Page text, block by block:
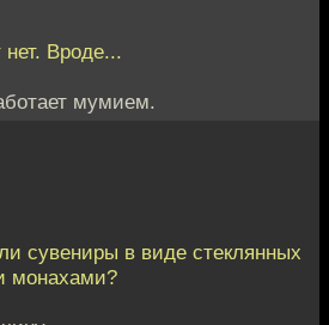
Вроде...
мумием.
сувениры в виде стеклянных
монахами?